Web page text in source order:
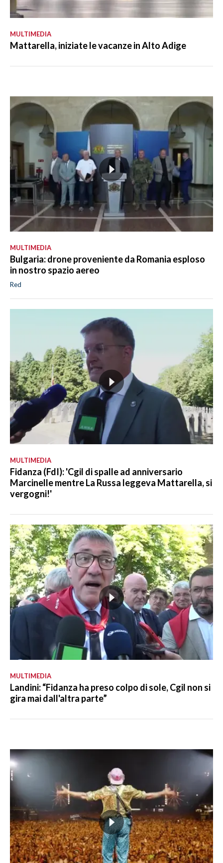
MULTIMEDIA
Mattarella, iniziate le vacanze in Alto Adige
MULTIMEDIA
Bulgaria: drone proveniente da Romania esploso
in nostro spazio aereo
Red
MULTIMEDIA
Fidanza (FdI): 'Cgil di spalle ad anniversario
Marcinelle mentre La Russa leggeva Mattarella, si
vergogni!'
MULTIMEDIA
Landini: “Fidanza ha preso colpo di sole, Cgil non si
gira mai dall'altra parte”